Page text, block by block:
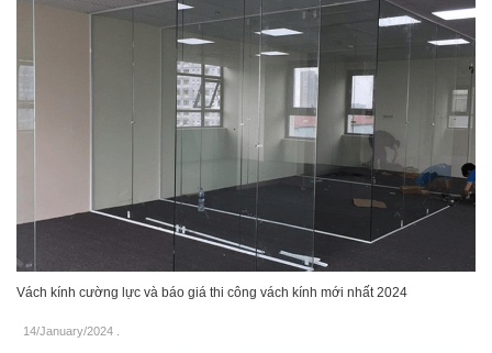
Vách kính cường lực và báo giá thi công vách kính mới nhất 2024
14/January/2024